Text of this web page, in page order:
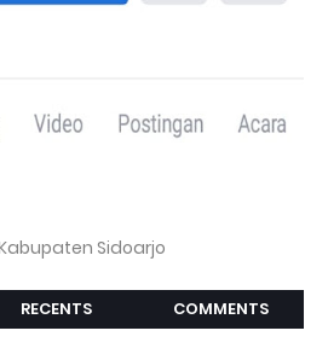
Sidoarjo
RECENTS COMMENTS